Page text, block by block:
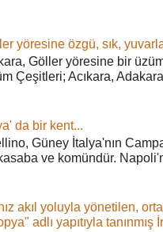
yöresine özgü, sık,
Göller yöresine bir
Çeşitleri; Acıkara,
da bir kent...
Güney İtalya'nın
ve komündür.
akıl yoluyla yönetilen,
adlı yapıtıyla